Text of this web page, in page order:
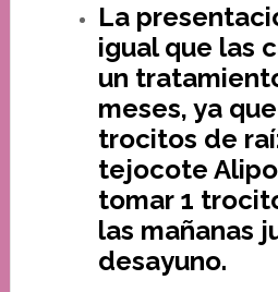
La
igual que las
un
meses, ya
trocitos de
tejocote
tomar 1
las mañanas
desayuno.